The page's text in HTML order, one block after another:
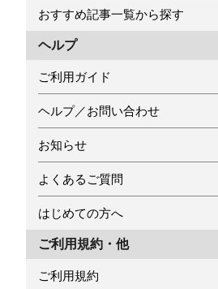
おすすめ記事一覧から探す
ヘルプ
ご利用ガイド
ヘルプ／お問い合わせ
お知らせ
よくあるご質問
はじめての方へ
ご利用規約・他
ご利用規約